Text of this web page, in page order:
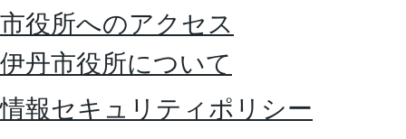
市役所へのアクセス
伊丹市役所について
情報セキュリティポリシー